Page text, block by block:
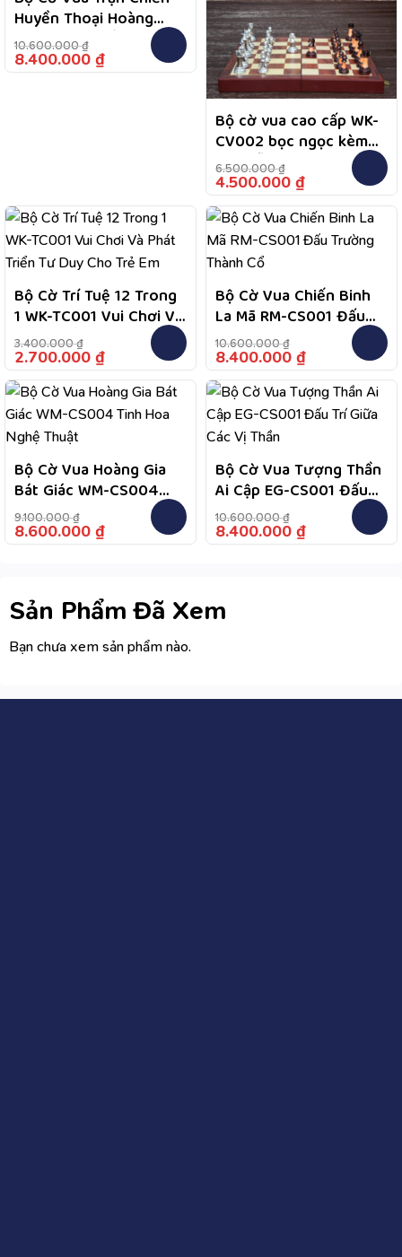
Huyền Thoại Hoàng
Long Kỵ Và Hắc Long
Kỵ DF-CS001
10.600.000₫
8.400.000 ₫
Bộ cờ vua cao cấp WK-
CV002 bọc ngọc kèm
hộp gỗ sang trọng
6.500.000₫
4.500.000 ₫
Bộ Cờ Trí Tuệ 12 Trong
1 WK-TC001 Vui Chơi Và
Phát Triển Tư Duy Cho
Trẻ Em
3.400.000₫
2.700.000 ₫
Bộ Cờ Vua Chiến Binh
La Mã RM-CS001 Đấu
Trường Thành Cổ
10.600.000₫
8.400.000 ₫
Bộ Cờ Vua Hoàng Gia
Bát Giác WM-CS004
Tinh Hoa Nghệ Thuật
9.100.000₫
8.600.000 ₫
Bộ Cờ Vua Tượng Thần
Ai Cập EG-CS001 Đấu
Trí Giữa Các Vị Thần
10.600.000₫
8.400.000 ₫
Sản Phẩm Đã Xem
Bạn chưa xem sản phẩm nào.